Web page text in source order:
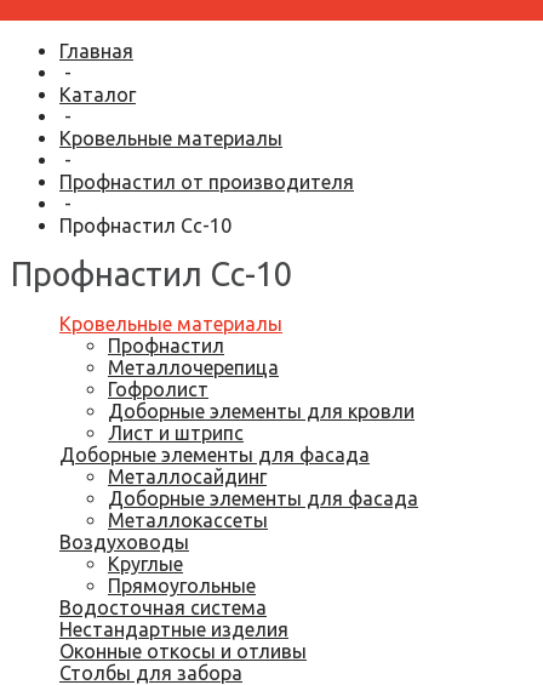
Главная
-
Каталог
-
Кровельные материалы
-
Профнастил от производителя
-
Профнастил Сс-10
Профнастил Сс-10
Кровельные материалы
Профнастил
Металлочерепица
Гофролист
Доборные элементы для кровли
Лист и штрипс
Доборные элементы для фасада
Металлосайдинг
Доборные элементы для фасада
Металлокассеты
Воздуховоды
Круглые
Прямоугольные
Водосточная система
Нестандартные изделия
Оконные откосы и отливы
Столбы для забора